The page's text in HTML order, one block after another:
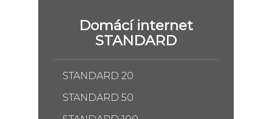
Domácí internet
STANDARD
STANDARD 20
STANDARD 50